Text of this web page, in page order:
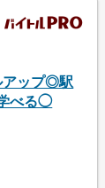
アップ◎駅
べる◯